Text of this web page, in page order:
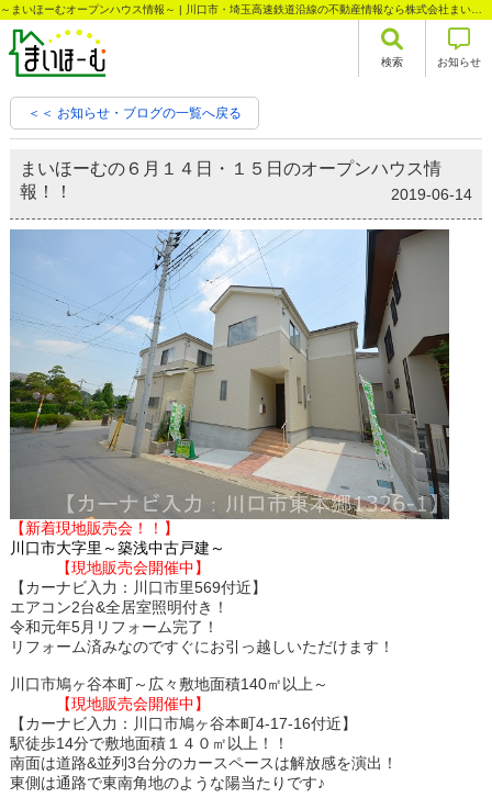
検索 お知らせ
＜＜ お知らせ・ブログの一覧へ戻る
まいほーむの６月１４日・１５日のオープンハウス情
報！！
2019-06-14
【新着現地販売会！！】
川口市大字里～築浅中古戸建～
【現地販売会開催中】
【カーナビ入力：川口市里569付近】
エアコン2台&全居室照明付き！
令和元年5月リフォーム完了！
リフォーム済みなのですぐにお引っ越しいただけます！
川口市鳩ヶ谷本町～広々敷地面積140㎡以上～
【現地販売会開催中】
【カーナビ入力：川口市鳩ヶ谷本町4-17-16付近】
駅徒歩14分で敷地面積１４０㎡以上！！
南面は道路&並列3台分のカースペースは解放感を演出！
東側は通路で東南角地のような陽当たりです♪